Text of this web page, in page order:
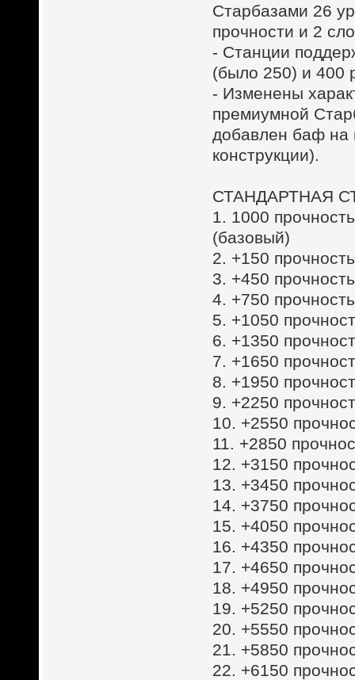
Старбазами 26
прочности и 2
- Станции
(было 250) и 400
- Изменены
премиумной
добавлен баф на
конструкции).
СТАНДАРТНАЯ
1. 1000
(базовый)
2. +150
3. +450
4. +750
5. +1050
6. +1350
7. +1650
8. +1950
9. +2250
10. +2550
11. +2850
12. +3150
13. +3450
14. +3750
15. +4050
16. +4350
17. +4650
18. +4950
19. +5250
20. +5550
21. +5850
22. +6150